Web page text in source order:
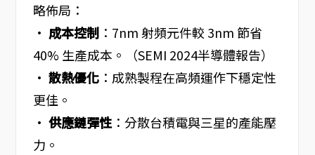
略佈局：
• 成本控制：7nm 射頻元件較 3nm 節省
40% 生產成本。（SEMI 2024半導體報告）
• 散熱優化：成熟製程在高頻運作下穩定性
更佳。
• 供應鏈彈性：分散台積電與三星的產能壓
力。